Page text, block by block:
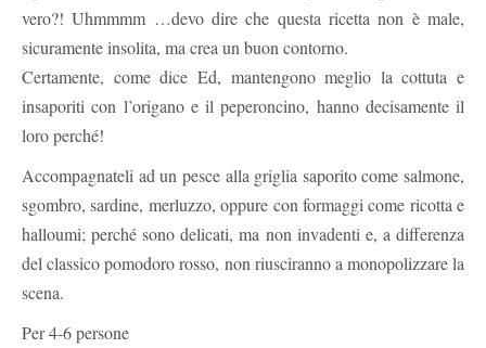
vero?! Uhmmmm …devo dire che questa ricetta non è male,
sicuramente insolita, ma crea un buon contorno.
Certamente, come dice Ed, mantengono meglio la cottuta e
insaporiti con l’origano e il peperoncino, hanno decisamente il
loro perché!
Accompagnateli ad un pesce alla griglia saporito come salmone,
sgombro, sardine, merluzzo, oppure con formaggi come ricotta e
halloumi; perché sono delicati, ma non invadenti e, a differenza
del classico pomodoro rosso, non riusciranno a monopolizzare la
scena.
Per 4-6 persone